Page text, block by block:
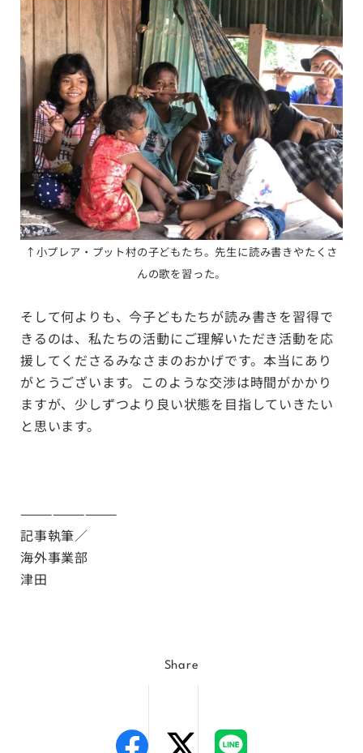
↑ 小プレア・プット村の子どもたち。先生に読み書きやたくさ
んの歌を習った。
そして何よりも、今子どもたちが読み書きを習得で
きるのは、私たちの活動にご理解いただき活動を応
援してくださるみなさまのおかげです。本当にあり
がとうございます。このような交渉は時間がかかり
ますが、少しずつより良い状態を目指していきたい
と思います。
—————————
記事執筆／
海外事業部
津田
Share